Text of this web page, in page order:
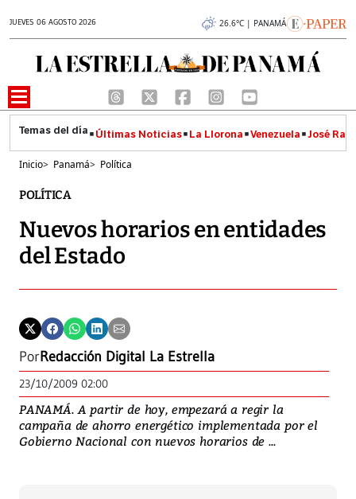
JUEVES 06 AGOSTO 2026 26.6°C | PANAMÁ
Últimas Noticias La Llorona Venezuela José
Inicio> Panamá> Política
POLÍTICA
Nuevos horarios en entidades
del Estado
PorRedacción Digital La Estrella
23/10/2009 02:00
PANAMÁ. A partir de hoy, empezará a regir la
campaña de ahorro energético implementada por el
Gobierno Nacional con nuevos horarios de ...